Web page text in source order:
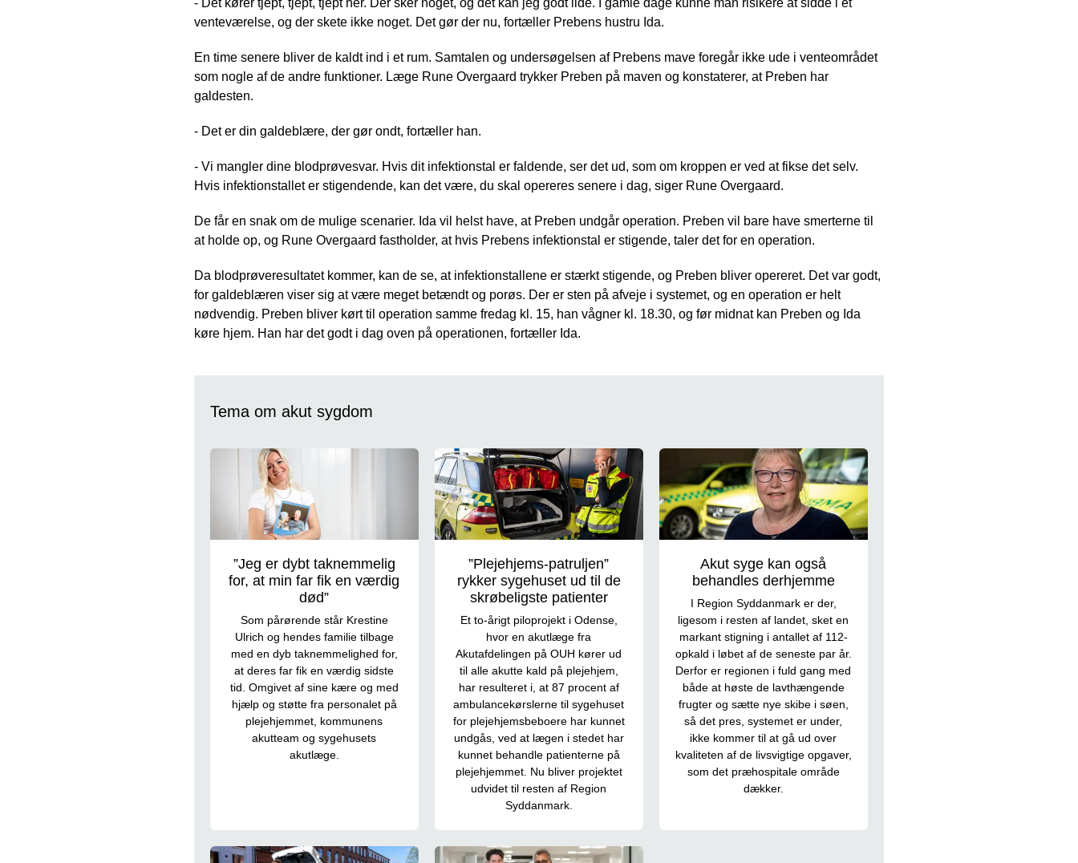
- Det kører tjept, tjept, tjept her. Der sker noget, og det kan jeg godt lide. I gamle dage kunne man risikere at sidde i et
venteværelse, og der skete ikke noget. Det gør der nu, fortæller Prebens hustru Ida.
En time senere bliver de kaldt ind i et rum. Samtalen og undersøgelsen af Prebens mave foregår ikke ude i venteområdet
som nogle af de andre funktioner. Læge Rune Overgaard trykker Preben på maven og konstaterer, at Preben har
galdesten.
- Det er din galdeblære, der gør ondt, fortæller han.
- Vi mangler dine blodprøvesvar. Hvis dit infektionstal er faldende, ser det ud, som om kroppen er ved at fikse det selv.
Hvis infektionstallet er stigendende, kan det være, du skal opereres senere i dag, siger Rune Overgaard.
De får en snak om de mulige scenarier. Ida vil helst have, at Preben undgår operation. Preben vil bare have smerterne til
at holde op, og Rune Overgaard fastholder, at hvis Prebens infektionstal er stigende, taler det for en operation.
Da blodprøveresultatet kommer, kan de se, at infektionstallene er stærkt stigende, og Preben bliver opereret. Det var godt,
for galdeblæren viser sig at være meget betændt og porøs. Der er sten på afveje i systemet, og en operation er helt
nødvendig. Preben bliver kørt til operation samme fredag kl. 15, han vågner kl. 18.30, og før midnat kan Preben og Ida
køre hjem. Han har det godt i dag oven på operationen, fortæller Ida.
Tema om akut sygdom
”Jeg er dybt taknemmelig
for, at min far fik en værdig
død”
Som pårørende står Krestine
Ulrich og hendes familie tilbage
med en dyb taknemmelighed for,
at deres far fik en værdig sidste
tid. Omgivet af sine kære og med
hjælp og støtte fra personalet på
plejehjemmet, kommunens
akutteam og sygehusets
akutlæge.
”Plejehjems-patruljen”
rykker sygehuset ud til de
skrøbeligste patienter
Et to-årigt piloprojekt i Odense,
hvor en akutlæge fra
Akutafdelingen på OUH kører ud
til alle akutte kald på plejehjem,
har resulteret i, at 87 procent af
ambulancekørslerne til sygehuset
for plejehjemsbeboere har kunnet
undgås, ved at lægen i stedet har
kunnet behandle patienterne på
plejehjemmet. Nu bliver projektet
udvidet til resten af Region
Syddanmark.
Akut syge kan også
behandles derhjemme
I Region Syddanmark er der,
ligesom i resten af landet, sket en
markant stigning i antallet af 112-
opkald i løbet af de seneste par år.
Derfor er regionen i fuld gang med
både at høste de lavthængende
frugter og sætte nye skibe i søen,
så det pres, systemet er under,
ikke kommer til at gå ud over
kvaliteten af de livsvigtige opgaver,
som det præhospitale område
dækker.